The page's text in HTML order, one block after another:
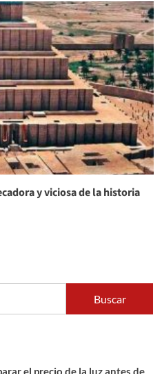
y viciosa de la historia
Buscar